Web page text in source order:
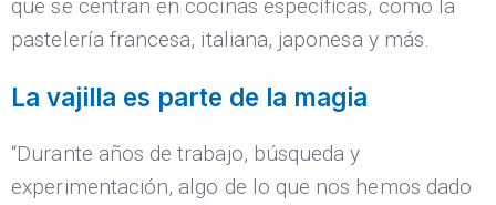
que se centran en cocinas específicas, como la
pastelería francesa, italiana, japonesa y más.
La vajilla es parte de la magia
“Durante años de trabajo, búsqueda y
experimentación, algo de lo que nos hemos dado